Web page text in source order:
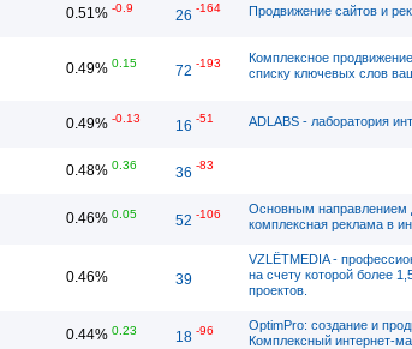
0.51% -0.9 26 -164 Продвижение сайтов и
0.49% 0.15 72 -193
Комплексное
списку ключевых слов
0.49% -0.13 16 -51 ADLABS - лаборатория
0.48% 0.36 36 -83
0.46% 0.05 52 -106
Основным направлением
комплексная реклама в
0.46% 39
VZLЁTMEDIA -
на счету которой более
проектов.
0.44% 0.23 18 -96
OptimPro: создание и
Комплексный интернет-